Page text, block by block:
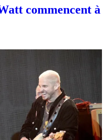
commencent à